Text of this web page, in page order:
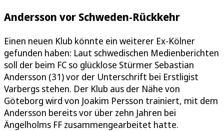
Andersson vor Schweden-Rückkehr
Einen neuen Klub könnte ein weiterer Ex-Kölner
gefunden haben: Laut schwedischen Medienberichten
soll der beim FC so glücklose Stürmer Sebastian
Andersson (31) vor der Unterschrift bei Erstligist
Varbergs stehen. Der Klub aus der Nähe von
Göteborg wird von Joakim Persson trainiert, mit dem
Andersson bereits vor über zehn Jahren bei
Ängelholms FF zusammengearbeitet hatte.